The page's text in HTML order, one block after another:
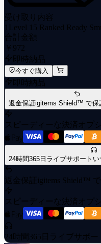
受け取り内容
1 Level 15 Ranked Ready
合計金額
￥972
即時納品
今すぐ購入
即時納品
返金保証igitems Shield™ で保
スピーディーな決済オプ
24時間365日ライブサポート
返金保証 igitems Shield™
スピーディーな決済オプ
24時間365日ライブサポー